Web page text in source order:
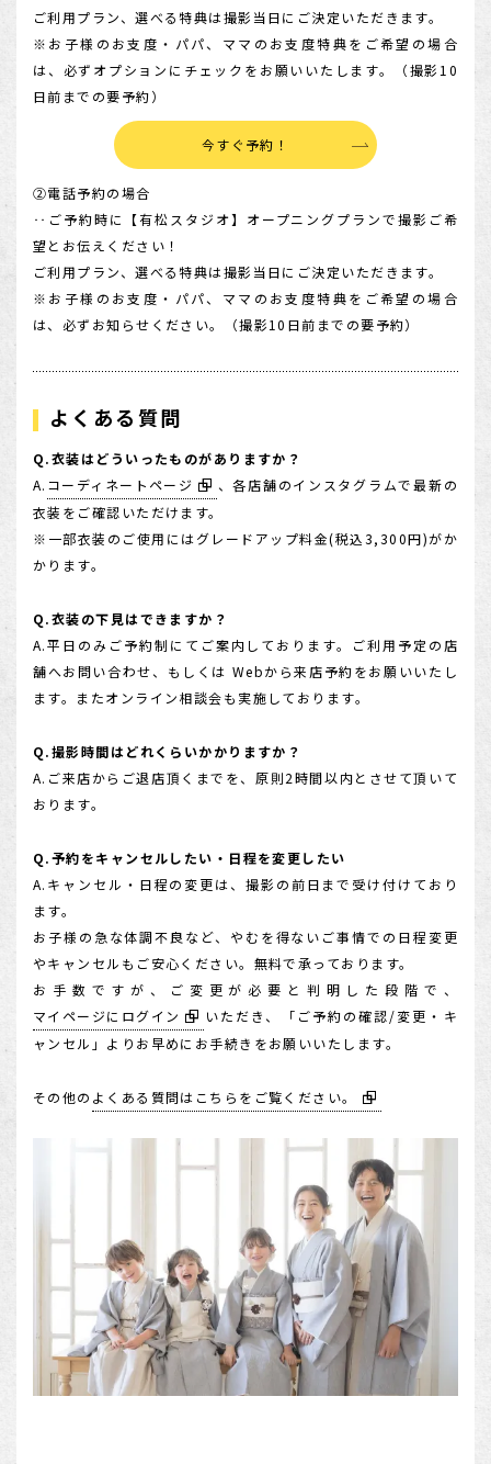
ご利用プラン、選べる特典は撮影当日にご決定いただきます。
※お子様のお支度・パパ、ママのお支度特典をご希望の場合
は、必ずオプションにチェックをお願いいたします。（撮影10
日前までの要予約）
今すぐ予約！
②電話予約の場合
‥ご予約時に【有松スタジオ】オープニングプランで撮影ご希
望とお伝えください！
ご利用プラン、選べる特典は撮影当日にご決定いただきます。
※お子様のお支度・パパ、ママのお支度特典をご希望の場合
は、必ずお知らせください。（撮影10日前までの要予約）
よくある質問
Q.衣装はどういったものがありますか？
A. コーディネートページ
、各店舗のインスタグラムで最新の
衣装をご確認いただけます。
※一部衣装のご使用にはグレードアップ料金(税込3,300円)がか
かります。
Q.衣装の下見はできますか？
A.平日のみご予約制にてご案内しております。ご利用予定の店
舗へお問い合わせ、もしくは Webから来店予約をお願いいたし
ます。またオンライン相談会も実施しております。
Q.撮影時間はどれくらいかかりますか？
A.ご来店からご退店頂くまでを、原則2時間以内とさせて頂いて
おります。
Q.予約をキャンセルしたい・日程を変更したい
A.キャンセル・日程の変更は、撮影の前日まで受け付けており
ます。
お子様の急な体調不良など、やむを得ないご事情での日程変更
やキャンセルもご安心ください。無料で承っております。
お手数ですが、ご変更が必要と判明した段階で、
マイページにログイン
いただき、「ご予約の確認/変更・キ
ャンセル」よりお早めにお手続きをお願いいたします。
その他の よくある質問はこちらをご覧ください。